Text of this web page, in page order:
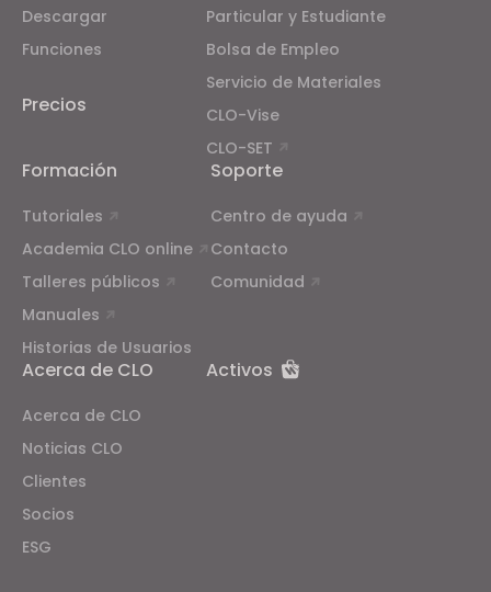
Descargar
Funciones
Precios
Particular y Estudiante
Bolsa de Empleo
Servicio de Materiales
CLO-Vise
CLO-SET
Formación
Tutoriales
Academia CLO online
Talleres públicos
Manuales
Historias de Usuarios
Soporte
Centro de ayuda
Contacto
Comunidad
Acerca de CLO
Acerca de CLO
Noticias CLO
Clientes
Socios
ESG
Activos